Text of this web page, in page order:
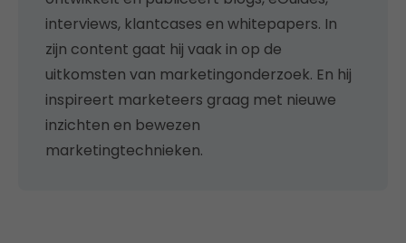
interviews, klantcases en whitepapers. In
zijn content gaat hij vaak in op de
uitkomsten van marketingonderzoek. En hij
inspireert marketeers graag met nieuwe
inzichten en bewezen
marketingtechnieken.